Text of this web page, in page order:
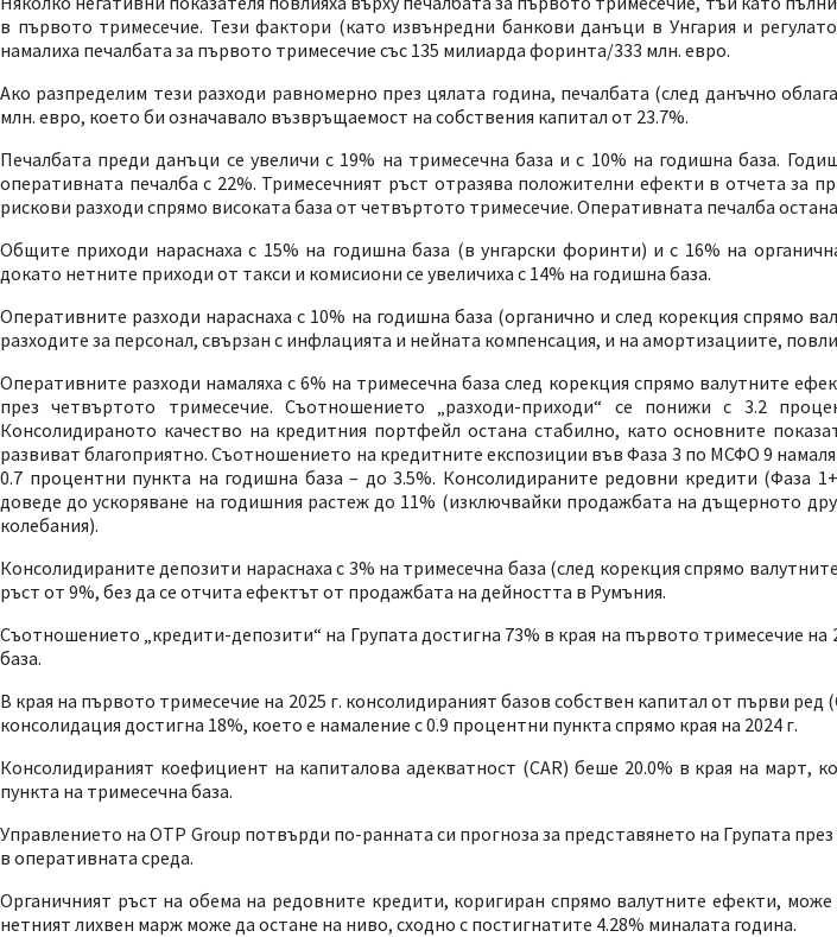
в първото тримесечие. Тези фактори (като извънредни банкови данъци в Унгария и
намалиха печалбата за първото тримесечие със 135 милиарда форинта/333 млн. евро.
Ако разпределим тези разходи равномерно през цялата година, печалбата (след данъчно
млн. евро, което би означавало възвръщаемост на собствения капитал от 23.7%.
Печалбата преди данъци се увеличи с 19% на тримесечна база и с 10% на годишна база.
оперативната печалба с 22%. Тримесечният ръст отразява положителни ефекти в отчета за
рискови разходи спрямо високата база от четвъртото тримесечие. Оперативната печалба
Общите приходи нараснаха с 15% на годишна база (в унгарски форинти) и с 16% на
докато нетните приходи от такси и комисиони се увеличиха с 14% на годишна база.
Оперативните разходи нараснаха с 10% на годишна база (органично и след корекция спрямо
разходите за персонал, свързан с инфлацията и нейната компенсация, и на амортизациите,
Оперативните разходи намаляха с 6% на тримесечна база след корекция спрямо валутните
през четвъртото тримесечие. Съотношението „разходи-приходи“ се понижи с 3.2
Консолидираното качество на кредитния портфейл остана стабилно, като основните
развиват благоприятно. Съотношението на кредитните експозиции във Фаза 3 по МСФО 9
0.7 процентни пункта на годишна база – до 3.5%. Консолидираните редовни кредити (Фаза
доведе до ускоряване на годишния растеж до 11% (изключвайки продажбата на дъщерното
колебания).
Консолидираните депозити нараснаха с 3% на тримесечна база (след корекция спрямо
ръст от 9%, без да се отчита ефектът от продажбата на дейността в Румъния.
Съотношението „кредити-депозити“ на Групата достигна 73% в края на първото тримесечие на
база.
В края на първото тримесечие на 2025 г. консолидираният базов собствен капитал от първи
консолидация достигна 18%, което е намаление с 0.9 процентни пункта спрямо края на 2024 г.
Консолидираният коефициент на капиталова адекватност (CAR) беше 20.0% в края на март,
пункта на тримесечна база.
Управлението на OTP Group потвърди по-ранната си прогноза за представянето на Групата
в оперативната среда.
Органичният ръст на обема на редовните кредити, коригиран спрямо валутните ефекти,
нетният лихвен марж може да остане на ниво, сходно с постигнатите 4.28% миналата година.